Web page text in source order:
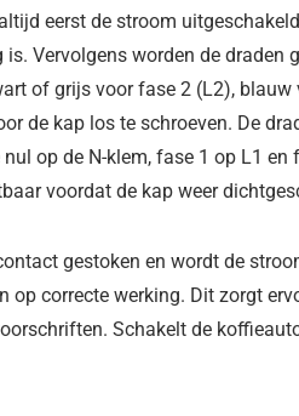
eerst de stroom
Vervolgens worden de draden
of grijs voor fase 2 (L2), blauw
de kap los te schroeven. De
op de N-klem, fase 1 op L1 en
voordat de kap weer
gestoken en wordt de
op correcte werking. Dit zorgt
Schakelt de